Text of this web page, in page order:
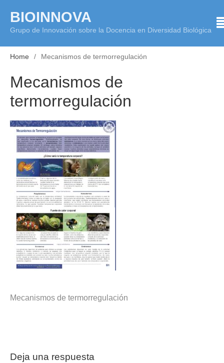
content
BIOINNOVA
Grupo de Innovación sobre la Docencia en Diversidad Biológica
Home Mecanismos de termorregulación
Mecanismos de
termorregulación
Mecanismos de termorregulación
Deja una respuesta